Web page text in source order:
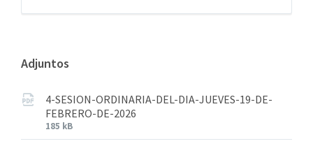
Adjuntos
4-SESION-ORDINARIA-DEL-DIA-JUEVES-19-DE-
FEBRERO-DE-2026
185 kB